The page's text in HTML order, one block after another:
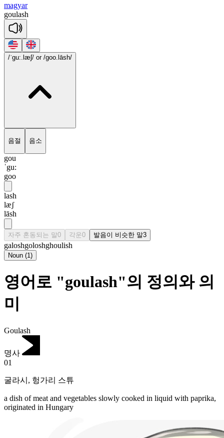
magyar
goulash
/ˈgu:.læʃ/ or /goo.lāsh/
음절 음소
gou
ˈgu:
goo
lash
læʃ
lāsh
자주 혼동되는 말0 각운0 발음이 비슷한 말3
galoshgoloshghoulish
Noun (1)
영어로 "goulash"의 정의와 의
미
Goulash
명사
01
굴라시 , 헝가리 스튜
a dish of meat and vegetables slowly cooked in liquid with paprika,
originated in Hungary